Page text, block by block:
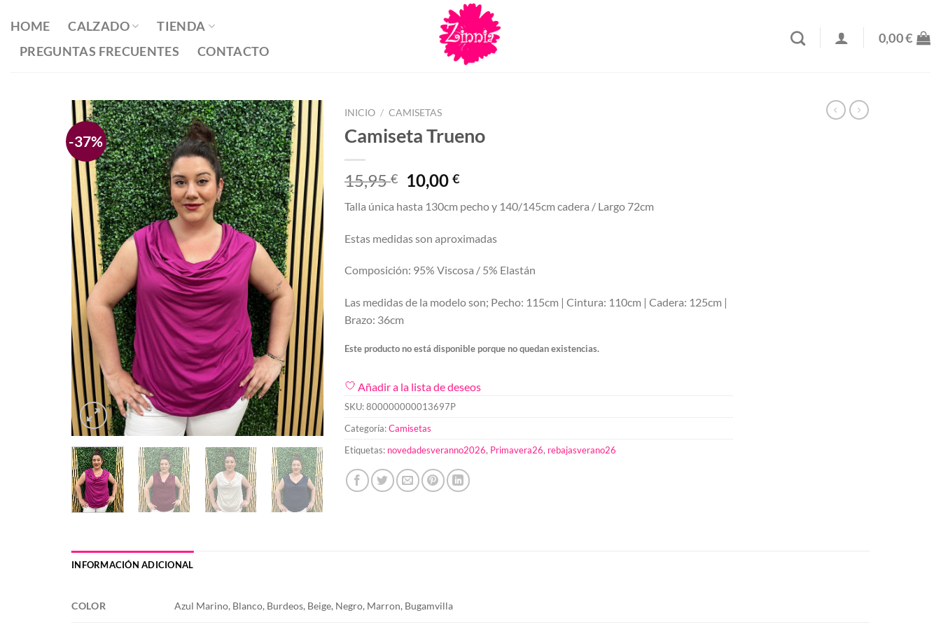
HOME CALZADO
TIENDA
PREGUNTAS FRECUENTES
CONTACTO
0,00€
-37%
Añadir
a la
lista
de
deseos
INICIO / CAMISETAS
Camiseta Trueno
15,95€
El
precio
original
15,95 €.
10,00€El
actual
10,00 €.
Talla única hasta 130cm pecho y 140/145cm cadera / Largo 72cm
Estas medidas son aproximadas
Composición: 95% Viscosa / 5% Elastán
Las medidas de la modelo son; Pecho: 115cm | Cintura: 110cm | Cadera: 125cm |
Brazo: 36cm
Este producto no está disponible porque no quedan existencias.
Añadir a la lista de deseos
SKU:800000000013697P
Categoría:Camisetas
Etiquetas: novedadesveranno2026, Primavera26, rebajasverano26
INFORMACIÓN ADICIONAL
COLOR Azul Marino, Blanco, Burdeos, Beige, Negro, Marron, Bugamvilla